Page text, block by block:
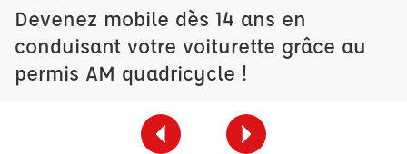
Devenez mobile dès 14 ans en
conduisant votre voiturette grâce au
permis AM quadricycle !